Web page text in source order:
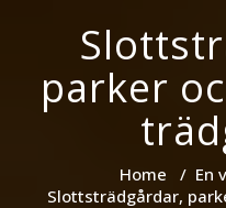
parker
Home / En
Slottsträdgårdar,